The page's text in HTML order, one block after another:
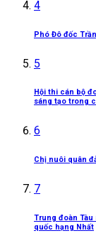
4
Phó Đô đốc
5
Hội thi cán bộ
sáng tạo trong
6
Chị nuôi quân
7
Trung đoàn Tàu
quốc hạng Nhất